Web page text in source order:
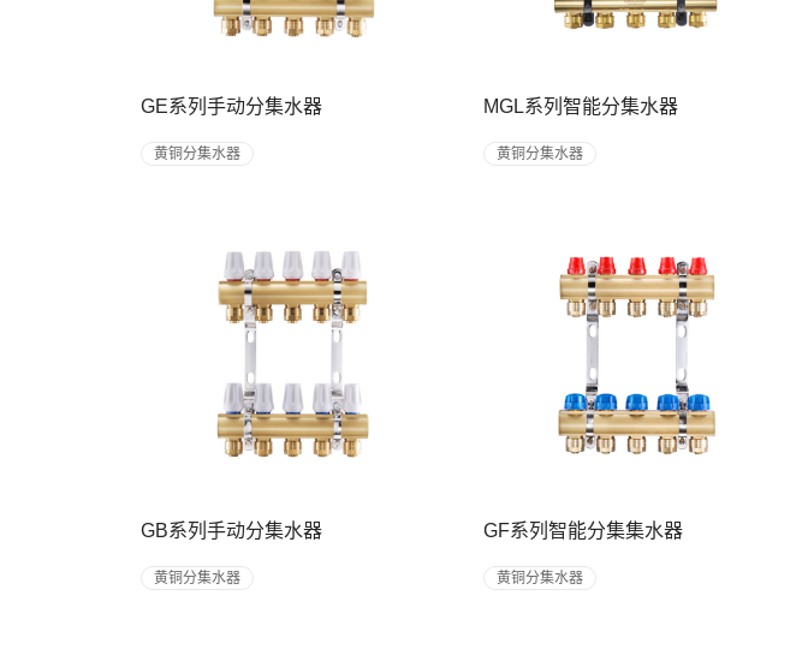
GE系列手动分集水器
黄铜分集水器
MGL系列智能分集水器
黄铜分集水器
GB系列手动分集水器
黄铜分集水器
GF系列智能分集集水器
黄铜分集水器